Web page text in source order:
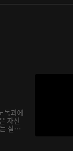
독괴에
자신
실